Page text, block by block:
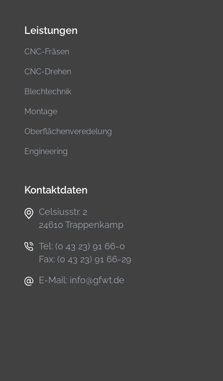
Leistungen
CNC-Fräsen
CNC-Drehen
Blechtechnik
Montage
Ober­flächen­veredelung
Engineering
Kontaktdaten
Celsiusstr. 2
24610 Trappenkamp
Tel: (0 43 23) 91 66-0
Fax: (0 43 23) 91 66-29
E-Mail: info@gfwt.de